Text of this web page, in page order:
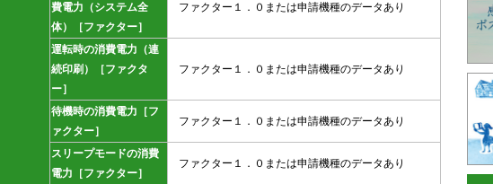
費電力（システム全
体）［ファクター］
ファクター１．０または申請機種のデータあり
運転時の消費電力（連
続印刷）［ファクタ
ー］
ファクター１．０または申請機種のデータあり
待機時の消費電力［フ
ァクター］
ファクター１．０または申請機種のデータあり
スリープモードの消費
電力［ファクター］
ファクター１．０または申請機種のデータあり